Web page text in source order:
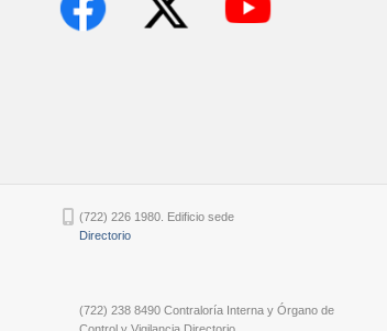
(722) 226 1980. Edificio sede
Directorio
(722) 238 8490 Contraloría Interna y Órgano de